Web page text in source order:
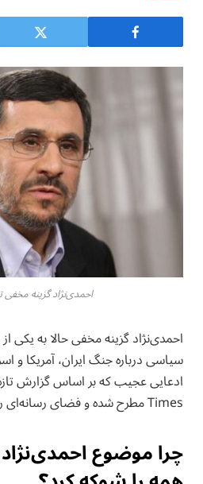
احمدی‌نژاد گزینه مخفی
احمدی‌نژاد گزینه مخفی حالا به یکی
سیاسی درباره جنگ ایران، آمریکا و
Times مطرح شده و فضای رسانه‌ای را منفجر کرده است.
چرا موضوع